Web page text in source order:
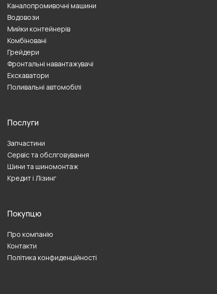
Каналопромивочні машини
Водовози
Мийки контейнерів
Комбіновані
Грейдери
Фронтальні навантажувачі
Екскаватори
Поливальні автомобілі
Послуги
Запчастини
Сервіс та обслговування
Шини та шиномонтаж
Кредит і Лізинг
Покупцю
Про компанію
Контакти
Політика конфиденційності